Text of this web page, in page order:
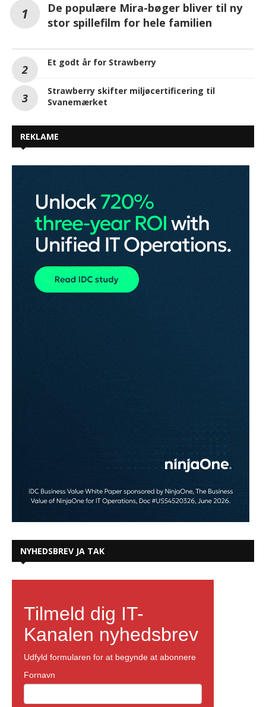
De populære Mira-bøger bliver til ny
stor spillefilm for hele familien
Et godt år for Strawberry
Strawberry skifter miljøcertificering til
Svanemærket
REKLAME
NYHEDSBREV JA TAK